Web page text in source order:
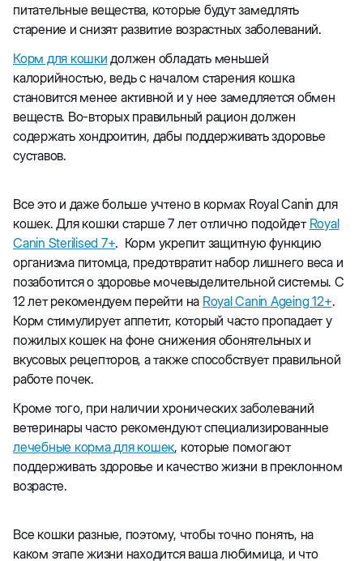
питательные вещества, которые будут замедлять
старение и снизят развитие возрастных заболеваний.
Корм для кошки должен обладать меньшей
калорийностью, ведь с началом старения кошка
становится менее активной и у нее замедляется обмен
веществ. Во-вторых правильный рацион должен
содержать хондроитин, дабы поддерживать здоровье
суставов.
Все это и даже больше учтено в кормах Royal Canin для
кошек. Для кошки старше 7 лет отлично подойдет Royal
Canin Sterilised 7+. Корм укрепит защитную функцию
организма питомца, предотвратит набор лишнего веса и
позаботится о здоровье мочевыделительной системы. С
12 лет рекомендуем перейти на Royal Canin Ageing 12+.
Корм стимулирует аппетит, который часто пропадает у
пожилых кошек на фоне снижения обонятельных и
вкусовых рецепторов, а также способствует правильной
работе почек.
Кроме того, при наличии хронических заболеваний
ветеринары часто рекомендуют специализированные
лечебные корма для кошек, которые помогают
поддерживать здоровье и качество жизни в преклонном
возрасте.
Все кошки разные, поэтому, чтобы точно понять, на
каком этапе жизни находится ваша любимица, и что